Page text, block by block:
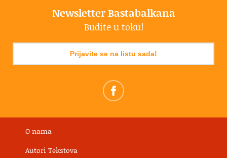
Newsletter Bastabalkana
Budite u toku!
Prijavite se na listu sada!
O nama
Autori Tekstova